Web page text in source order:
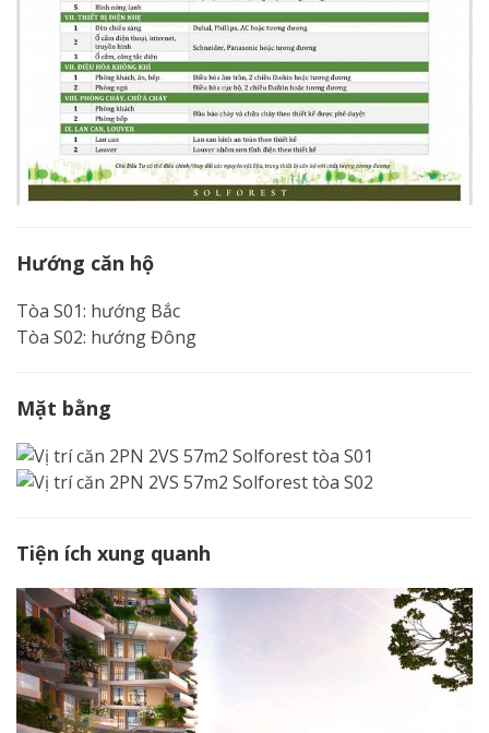
Hướng căn hộ
Tòa S01: hướng Bắc
Tòa S02: hướng Đông
Mặt bằng
Tiện ích xung quanh